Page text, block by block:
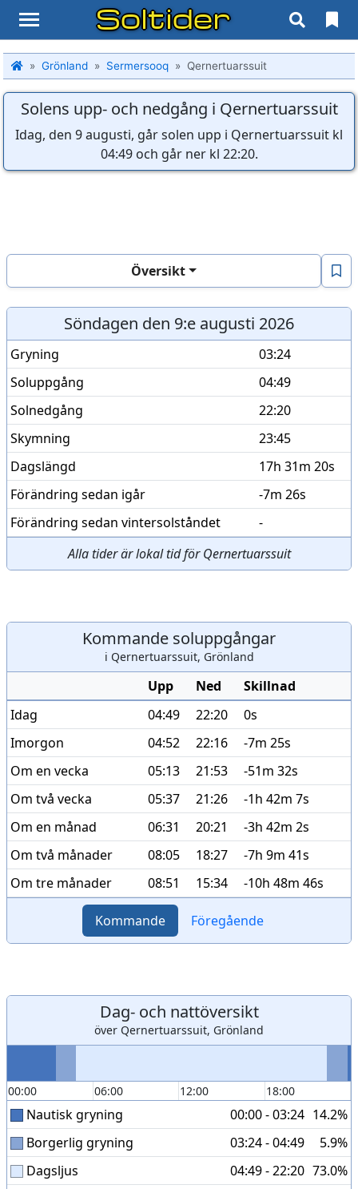
Soltider
Grönland Sermersooq Qernertuarssuit
Solens upp- och nedgång i Qernertuarssuit
Idag, den 9 augusti, går solen upp i Qernertuarssuit kl
04:49 och går ner kl 22:20.
Översikt
Söndagen den 9:e augusti 2026
Gryning
03:24
Soluppgång
04:49
Solnedgång
22:20
Skymning
23:45
Dagslängd
17h 31m 20s
Förändring sedan igår
-7m 26s
Förändring sedan vintersolståndet
-
Alla tider är lokal tid för Qernertuarssuit
Kommande soluppgångar
i Qernertuarssuit, Grönland
Upp Ned
Skillnad
Idag
04:49 22:20
0s
Imorgon
04:52 22:16
-7m 25s
Om en vecka
05:13 21:53
-51m 32s
Om två vecka
05:37 21:26
-1h 42m 7s
Om en månad
06:31 20:21
-3h 42m 2s
Om två månader
08:05 18:27
-7h 9m 41s
Om tre månader
08:51 15:34 -10h 48m 46s
Kommande Föregående
Dag- och nattöversikt
över Qernertuarssuit, Grönland
00:00 06:00 12:00 18:00
Nautisk gryning 00:00 - 03:24 14.2%
Borgerlig gryning
03:24 - 04:49
5.9%
Dagsljus
04:49 - 22:20 73.0%